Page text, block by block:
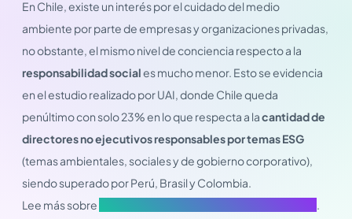
En Chile, existe un interés por el cuidado del medio
ambiente por parte de empresas y organizaciones privadas,
no obstante, el mismo nivel de conciencia respecto a la
responsabilidad sociales mucho menor. Esto se evidencia
en el estudio realizado por UAI, donde Chile queda
penúltimo con solo 23% en lo que respecta a lacantidad de
directores no ejecutivos responsables por temas ESG
(temas ambientales, sociales y de gobierno corporativo),
siendo superado por Perú, Brasil y Colombia.
Lee más sobre
.